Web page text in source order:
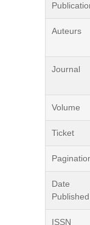
Auteurs
Journal
Volume
Ticket
Date
Published
ISSN